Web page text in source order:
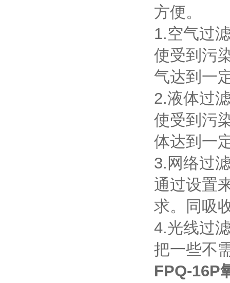
方便。
1.空气过
使受到污
气达到一
2.液体过
使受到污
体达到一
3.网络过
通过设置
求。同吸
4.光线过
把一些不
FPQ-16P